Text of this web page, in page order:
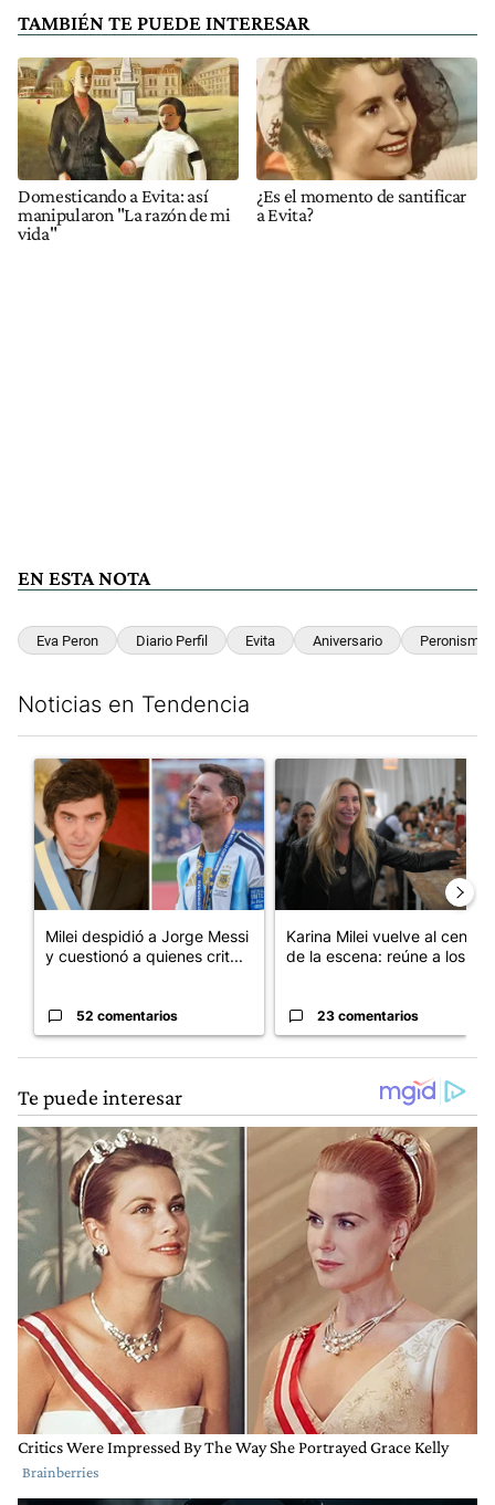
TAMBIÉN TE PUEDE INTERESAR
Domesticando a Evita: así
manipularon "La razón de mi
vida"
¿Es el momento de santificar
a Evita?
EN ESTA NOTA
Eva Peron Diario Perfil Evita Aniversario Peronismo
Noticias en Tendencia
Un artículo de tendencia con el título "Milei despidió a Jorge
Milei despidió a Jorge Messi
y cuestionó a quienes crit...
52 comentarios
Un artículo de tendencia
Karina Milei vuelve al centro
de la escena: reúne a los...
23 comentarios